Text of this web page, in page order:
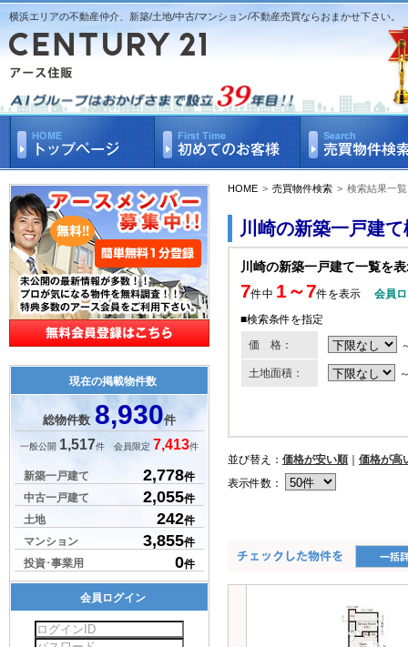
横浜エリアの不動産仲介、新築/土地/中古/マンション/不動産売買ならおまかせ下さい。
HOME > 売買物件検索 > 検索結果一覧
川崎の新築一戸建
川崎の新築一戸建て一覧を
7件中 1～7件を表示
会員
■検索条件を指定
価 格：
土地面積：
並び替え： 価格が安い順
価格が高
表示件数：
現在の掲載物件数
総物件数 8,930件
一般公開 1,517件 会員限定 7,413件
新築一戸建て 2,778件
中古一戸建て
2,055件
土地
242件
マンション
3,855件
投資･事業用
0件
会員ログイン